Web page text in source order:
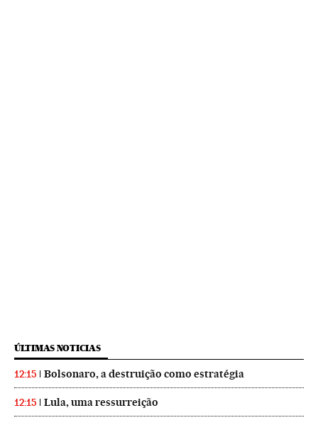
ÚLTIMAS NOTICIAS
12:15 Bolsonaro, a destruição como estratégia
12:15 Lula, uma ressurreição